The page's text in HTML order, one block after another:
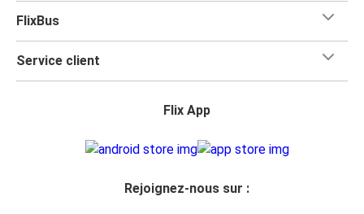
FlixBus
Service client
Flix App
Rejoignez-nous sur :